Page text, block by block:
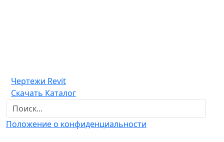
Чертежи Revit
Скачать Каталог
Положение о конфиденциальности